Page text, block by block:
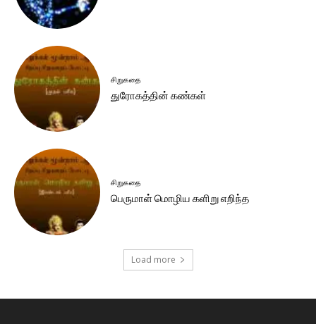
சிறுகதை
துரோகத்தின் கண்கள்
சிறுகதை
பெருமாள் மொழிய களிறு எறிந்த
Load more